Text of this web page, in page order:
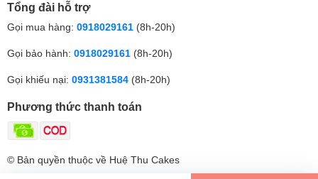
Tổng đài hỗ trợ
Gọi mua hàng: 0918029161 (8h-20h)
Gọi bảo hành: 0918029161 (8h-20h)
Gọi khiếu nại: 0931381584 (8h-20h)
Phương thức thanh toán
© Bản quyền thuộc về Huệ Thu Cakes